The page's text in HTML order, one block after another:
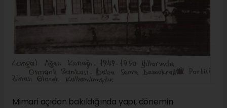
Mimari açıdan bakıldığında yapı, dönemin